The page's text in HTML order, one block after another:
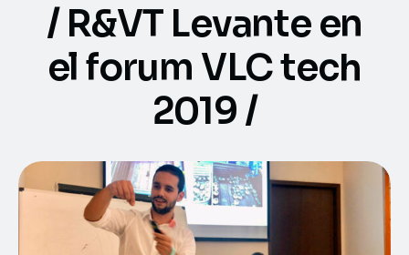
R&VT Levante en
el forum VLC tech
2019